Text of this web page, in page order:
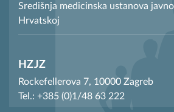
Središnja medicinska ustanova
Hrvatskoj
HZJZ
Rockefellerova 7, 10000 Zagreb
Tel.: +385 (0)1/48 63 222